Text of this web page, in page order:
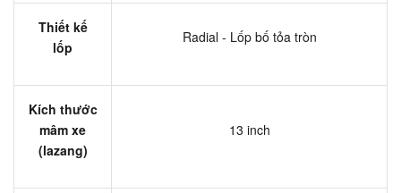
Thiết kế
lốp
Radial - Lốp bố tỏa tròn
Kích thước
mâm xe
(lazang)
13 inch